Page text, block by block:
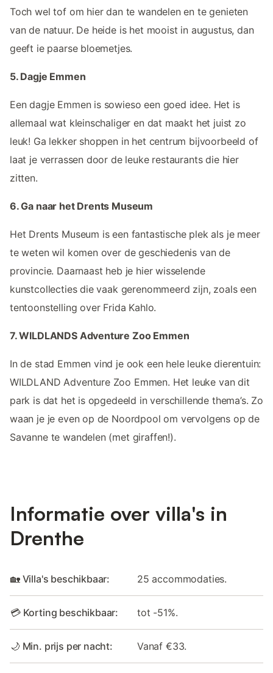
Toch wel tof om hier dan te wandelen en te genieten
van de natuur. De heide is het mooist in augustus, dan
geeft ie paarse bloemetjes.
5. Dagje Emmen
Een dagje Emmen is sowieso een goed idee. Het is
allemaal wat kleinschaliger en dat maakt het juist zo
leuk! Ga lekker shoppen in het centrum bijvoorbeeld of
laat je verrassen door de leuke restaurants die hier
zitten.
6. Ga naar het Drents Museum
Het Drents Museum is een fantastische plek als je meer
te weten wil komen over de geschiedenis van de
provincie. Daarnaast heb je hier wisselende
kunstcollecties die vaak gerenommeerd zijn, zoals een
tentoonstelling over Frida Kahlo.
7. WILDLANDS Adventure Zoo Emmen
In de stad Emmen vind je ook een hele leuke dierentuin:
WILDLAND Adventure Zoo Emmen. Het leuke van dit
park is dat het is opgedeeld in verschillende thema’s. Zo
waan je je even op de Noordpool om vervolgens op de
Savanne te wandelen (met giraffen!).
Informatie over villa's in
Drenthe
🏡 Villa's beschikbaar: 25 accommodaties.
💳 Korting beschikbaar: tot -51%.
🌙 Min. prijs per nacht: Vanaf €33.